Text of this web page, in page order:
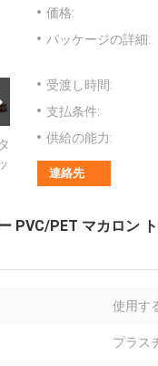
価格:
パッケージの詳細:
受渡し時間:
支払条件:
供給の能力:
連絡先
PVC/PET マカロン
使用す
プラス